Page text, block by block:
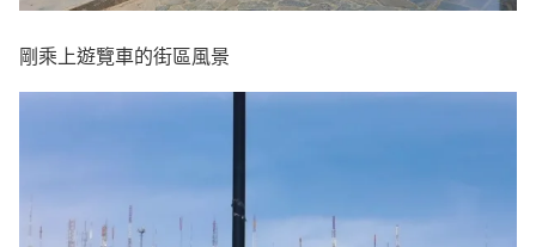
剛乘上遊覽車的街區風景